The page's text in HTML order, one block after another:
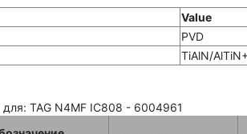
Value
PVD
TiAlN/
TAG N4MF IC808 - 6004961